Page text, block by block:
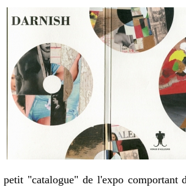
petit "catalogue" de l'expo comportant